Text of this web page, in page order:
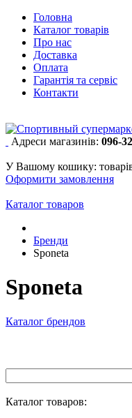
Головна
Каталог товарів
Про нас
Доставка
Оплата
Гарантія та сервіс
Контакти
Адреси магазинів: 096-
У Вашому кошику:
Оформити замовлення
Каталог товаров
Бренди
Sponeta
Sponeta
Каталог брендов
Каталог товаров: